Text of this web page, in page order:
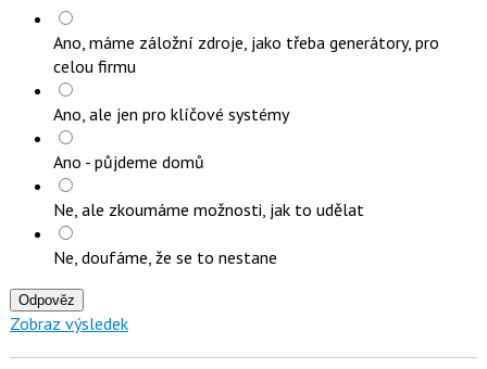
Ano, máme záložní zdroje, jako třeba generátory, pro
celou firmu
Ano, ale jen pro klíčové systémy
Ano - půjdeme domů
Ne, ale zkoumáme možnosti, jak to udělat
Ne, doufáme, že se to nestane
Odpověz
Zobraz výsledek